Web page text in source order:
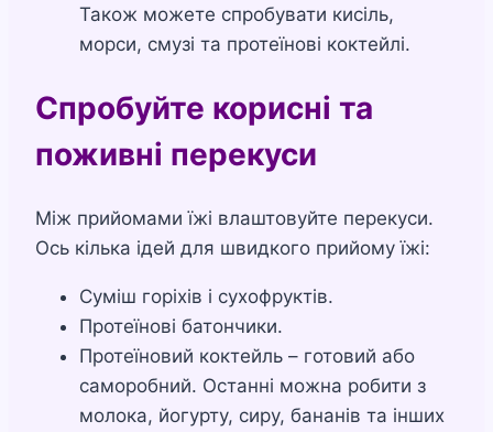
Також можете спробувати кисіль,
морси, смузі та протеїнові коктейлі.
Спробуйте корисні та
поживні перекуси
Між прийомами їжі влаштовуйте перекуси.
Ось кілька ідей для швидкого прийому їжі:
Суміш горіхів і сухофруктів.
Протеїнові батончики.
Протеїновий коктейль – готовий або
саморобний. Останні можна робити з
молока, йогурту, сиру, бананів та інших